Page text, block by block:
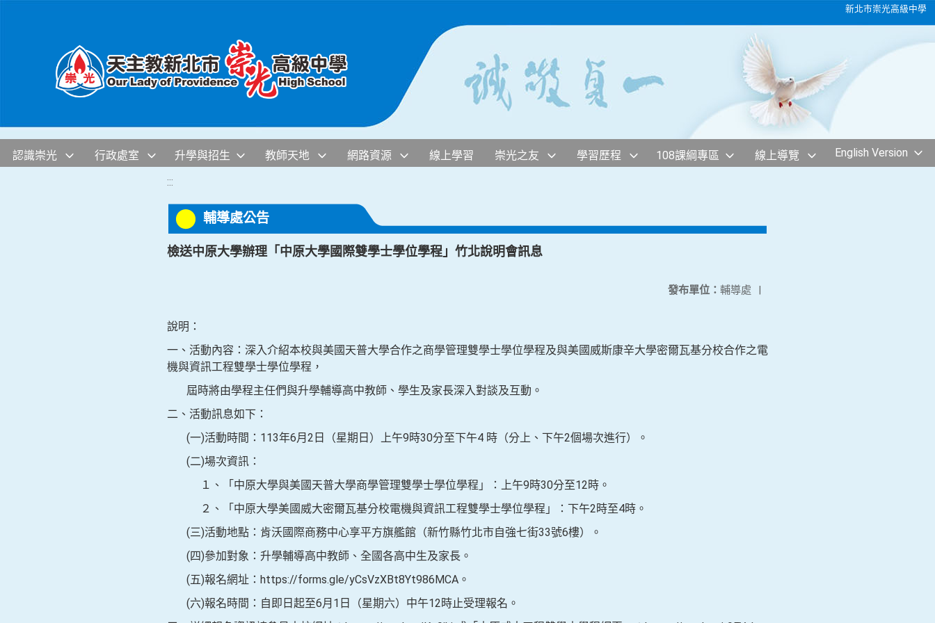
新北市崇光高級中學
認識崇光 行政處室 升學與招生 教師天地 網路資源 線上學習 崇光之友 學習歷程 108課綱專區 線上導覽 English Version
:::
輔導處公告
檢送中原大學辦理「中原大學國際雙學士學位學程」竹北說明會訊息
發布單位： 輔導處 |
說明：
一、活動內容：深入介紹本校與美國天普大學合作之商學管理雙學士學位學程及與美國威斯康辛大學密爾瓦基分校合作之電
機與資訊工程雙學士學位學程，
屆時將由學程主任們與升學輔導高中教師、學生及家長深入對談及互動。
二、活動訊息如下：
(一)活動時間：113年6月2日（星期日）上午9時30分至下午4 時（分上、下午2個場次進行）。
(二)場次資訊：
１、「中原大學與美國天普大學商學管理雙學士學位學程」：上午9時30分至12時。
２、「中原大學美國威大密爾瓦基分校電機與資訊工程雙學士學位學程」：下午2時至4時。
(三)活動地點：肯沃國際商務中心享平方旗艦館（新竹縣竹北市自強七街33號6樓）。
(四)參加對象：升學輔導高中教師、全國各高中生及家長。
(五)報名網址：https://forms.gle/yCsVzXBt8Yt986MCA。
(六)報名時間：自即日起至6月1日（星期六）中午12時止受理報名。